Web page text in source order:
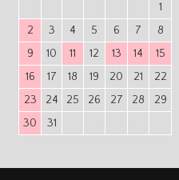
1
2
3 4 5 6 7
8
9
10 11 12 13 14
15
16
17 18 19 20 21
22
23
24 25 26 27 28
29
30
31